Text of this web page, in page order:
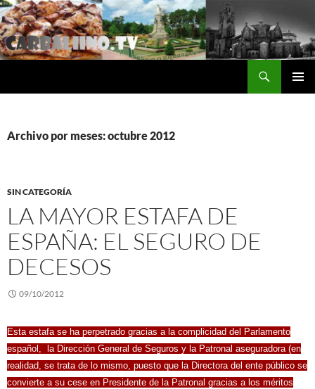
Saltar
al
contenido
Archivo por meses: octubre 2012
SIN CATEGORÍA
LA MAYOR ESTAFA DE
ESPAÑA: EL SEGURO DE
DECESOS
09/10/2012
Esta estafa se ha perpetrado gracias a la complicidad del Parlamento
español, la Dirección General de Seguros y la Patronal aseguradora (en
realidad, se trata de lo mismo, puesto que la Directora del ente público se
convierte a su cese en Presidente de la Patronal gracias a los méritos